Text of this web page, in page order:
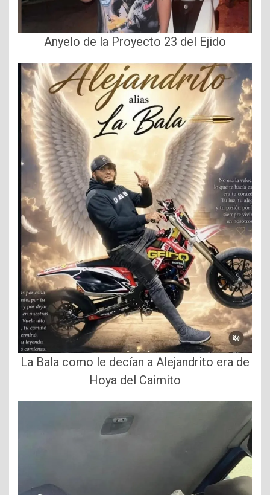
Anyelo de la Proyecto 23 del Ejido
La Bala como le decían a Alejandrito era de
Hoya del Caimito